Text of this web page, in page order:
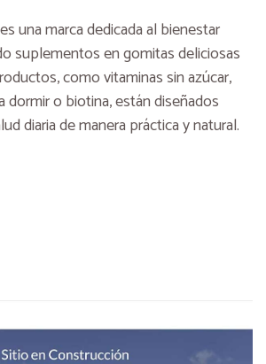
es una marca dedicada al bienestar
suplementos en gomitas deliciosas
como vitaminas sin azúcar,
dormir o biotina, están diseñados
diaria de manera práctica y natural.